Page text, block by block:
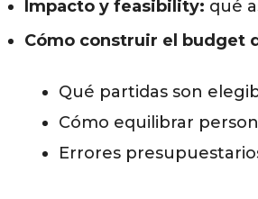
Impacto y feasibility: qué
Cómo construir el budget
Qué partidas son
Cómo equilibrar
Errores